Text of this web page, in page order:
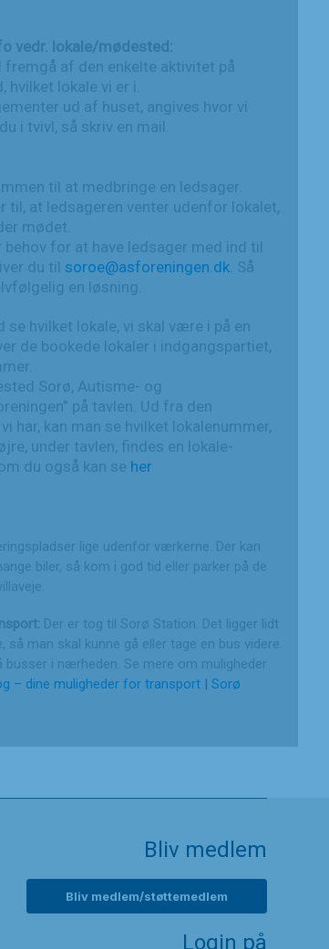
vedr. lokale/mødested:
fremgå af den enkelte aktivitet på
hvilket lokale vi er i.
ud af huset, angives hvor vi
i tvivl, så skriv en mail.
til at medbringe en ledsager.
til, at ledsageren venter udenfor lokalet,
mødet.
behov for at have ledsager med ind til
du til soroe@asforeningen.dk. Så
en løsning.
se hvilket lokale, vi skal være i på en
de bookede lokaler i indgangspartiet,
Sorø, Autisme- og
på tavlen. Ud fra den
har, kan man se hvilket lokalenummer,
under tavlen, findes en lokale-
du også kan se her
lige udenfor værkerne. Der kan
biler, så kom i god tid eller parker på de
Der er tog til Sorø Station. Det ligger lidt
så man skal kunne gå eller tage en bus videre.
busser i nærheden. Se mere om muligheder
– dine muligheder for transport | Sorø
Bliv medlem
Bliv medlem/støttemedlem
Login på